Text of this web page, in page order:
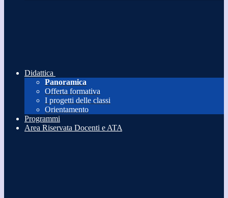
Didattica
Panoramica
Offerta formativa
I progetti delle classi
Orientamento
Programmi
Area Riservata Docenti e ATA